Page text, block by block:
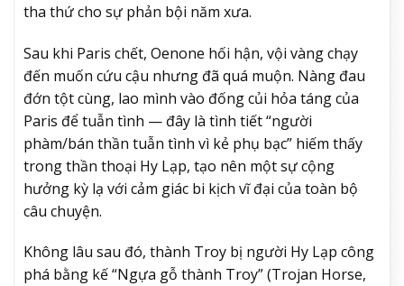
tha thứ cho sự phản bội năm xưa.
Sau khi Paris chết, Oenone hối hận, vội vàng chạy
đến muốn cứu cậu nhưng đã quá muộn. Nàng đau
đớn tột cùng, lao mình vào đống củi hỏa táng của
Paris để tuẫn tình — đây là tình tiết “người
phàm/bán thần tuẫn tình vì kẻ phụ bạc” hiếm thấy
trong thần thoại Hy Lạp, tạo nên một sự cộng
hưởng kỳ lạ với cảm giác bi kịch vĩ đại của toàn bộ
câu chuyện.
Không lâu sau đó, thành Troy bị người Hy Lạp công
phá bằng kế “Ngựa gỗ thành Troy” (Trojan Horse,